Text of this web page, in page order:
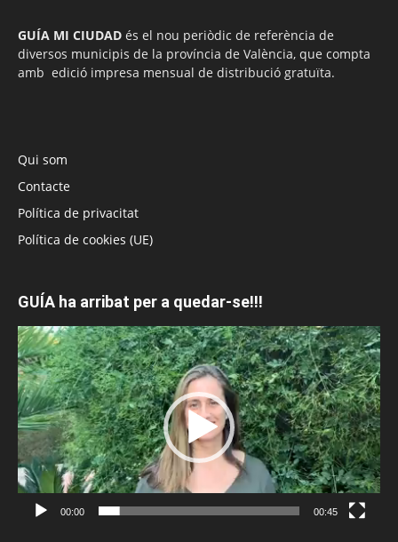
GUÍA MI CIUDAD és el nou periòdic de referència de
diversos municipis de la província de València, que compta
amb edició impresa mensual de distribució gratuïta.
Qui som
Contacte
Política de privacitat
Política de cookies (UE)
GUÍA ha arribat per a quedar-se!!!
Reproductor
de
vídeo
00:00 00:45